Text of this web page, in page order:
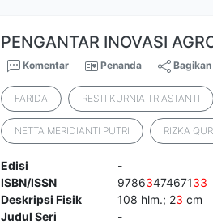
PENGANTAR INOVASI
Komentar Penanda Bagikan
FARIDA RESTI KURNIA TRIASTANTI
NETTA MERIDIANTI PUTRI RIZKA
Edisi
-
ISBN/ISSN
9786347467133
Deskripsi Fisik
108 hlm.; 23 cm
Judul Seri
-